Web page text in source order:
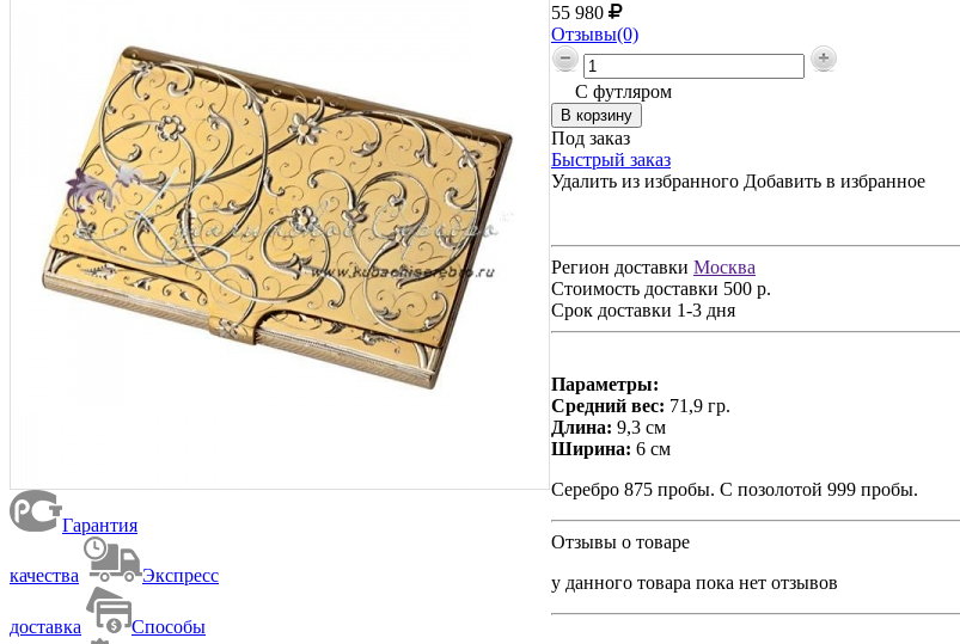
Гарантия
качества Экспресс
доставка Способы
55 980
Отзывы(0)
С футляром
Под заказ
Быстрый заказ
Удалить из избранного Добавить в избранное
Регион доставки Москва
Стоимость доставки 500 р.
Срок доставки 1-3 дня
Параметры:
Средний вес: 71,9 гр.
Длина: 9,3 см
Ширина: 6 см
Серебро 875 пробы. С позолотой 999 пробы.
Отзывы о товаре
у данного товара пока нет отзывов